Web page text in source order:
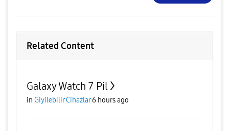
Related Content
Galaxy Watch 7 Pil
in Giyilebilir Cihazlar6 hours ago